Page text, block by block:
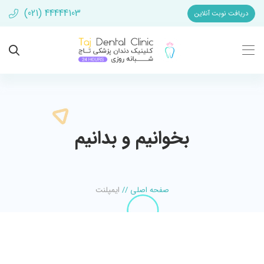
دریافت نوبت آنلاین (021) 44444103
بخوانیم و بدانیم
صفحه اصلی // ایمپلنت